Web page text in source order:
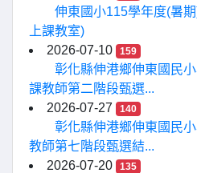
伸東國小115學年度(暑
上課教室)
2026-07-10
159
彰化縣伸港鄉伸東國民
課教師第二階段甄選...
2026-07-27
140
彰化縣伸港鄉伸東國民
教師第七階段甄選結...
2026-07-20
135